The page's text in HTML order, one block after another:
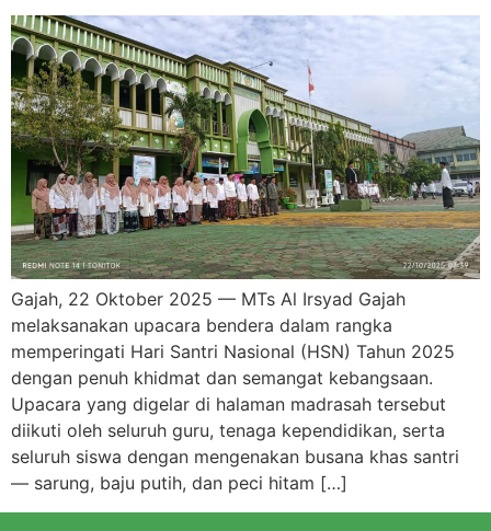
Gajah, 22 Oktober 2025 — MTs Al Irsyad Gajah
melaksanakan upacara bendera dalam rangka
memperingati Hari Santri Nasional (HSN) Tahun 2025
dengan penuh khidmat dan semangat kebangsaan.
Upacara yang digelar di halaman madrasah tersebut
diikuti oleh seluruh guru, tenaga kependidikan, serta
seluruh siswa dengan mengenakan busana khas santri
— sarung, baju putih, dan peci hitam […]